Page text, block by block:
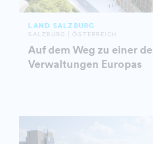
LAND SALZBURG
SALZBURG | ÖSTERREICH
Auf dem Weg zu einer
Verwaltungen Europas